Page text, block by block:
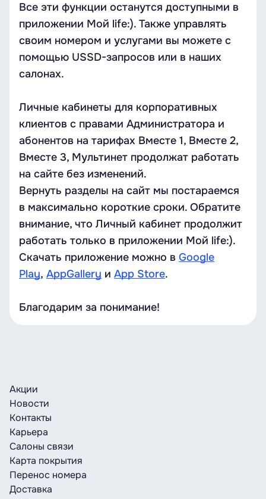
Все эти функции останутся доступными в
приложении Мой life:). Также управлять
своим номером и услугами вы можете с
помощью USSD-запросов или в наших
салонах.
Личные кабинеты для корпоративных
клиентов с правами Администратора и
абонентов на тарифах Вместе 1, Вместе 2,
Вместе 3, Мультинет продолжат работать
на сайте без изменений.
Вернуть разделы на сайт мы постараемся
в максимально короткие сроки. Обратите
внимание, что Личный кабинет продолжит
работать только в приложении Мой life:).
Скачать приложение можно в Google
Play, AppGallery и App Store.
Благодарим за понимание!
Акции
Новости
Контакты
Карьера
Салоны связи
Карта покрытия
Перенос номера
Доставка